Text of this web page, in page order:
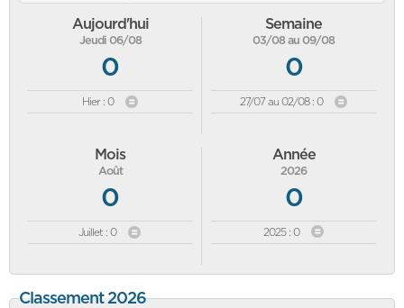
Aujourd'hui
Jeudi 06/08
0
Hier : 0
Semaine
03/08 au 09/08
0
27/07 au 02/08 : 0
Mois
Août
0
Juillet : 0
Année
2026
0
2025 : 0
Classement 2026